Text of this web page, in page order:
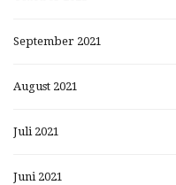
September 2021
August 2021
Juli 2021
Juni 2021